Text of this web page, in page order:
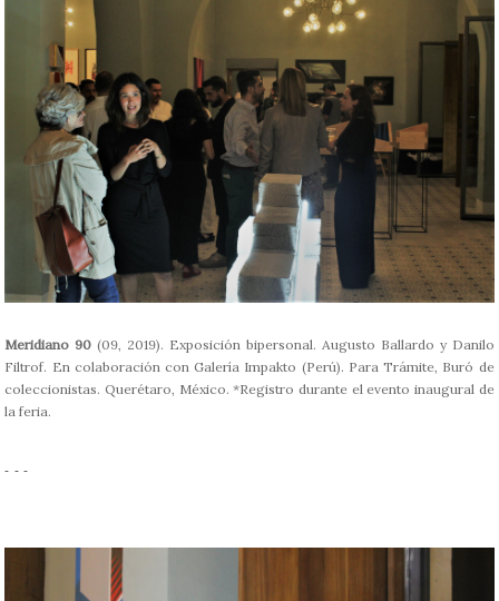
Meridiano 90 (09, 2019). Exposición bipersonal. Augusto Ballardo y Danilo
Filtrof. En colaboración con Galería Impakto (Perú). Para Trámite, Buró de
coleccionistas. Querétaro, México. *Registro durante el evento inaugural de
la feria.
- - -